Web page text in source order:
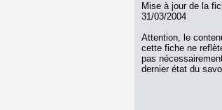
Mise à jour de la
31/03/2004
Attention, le
cette fiche ne
pas
dernier état du